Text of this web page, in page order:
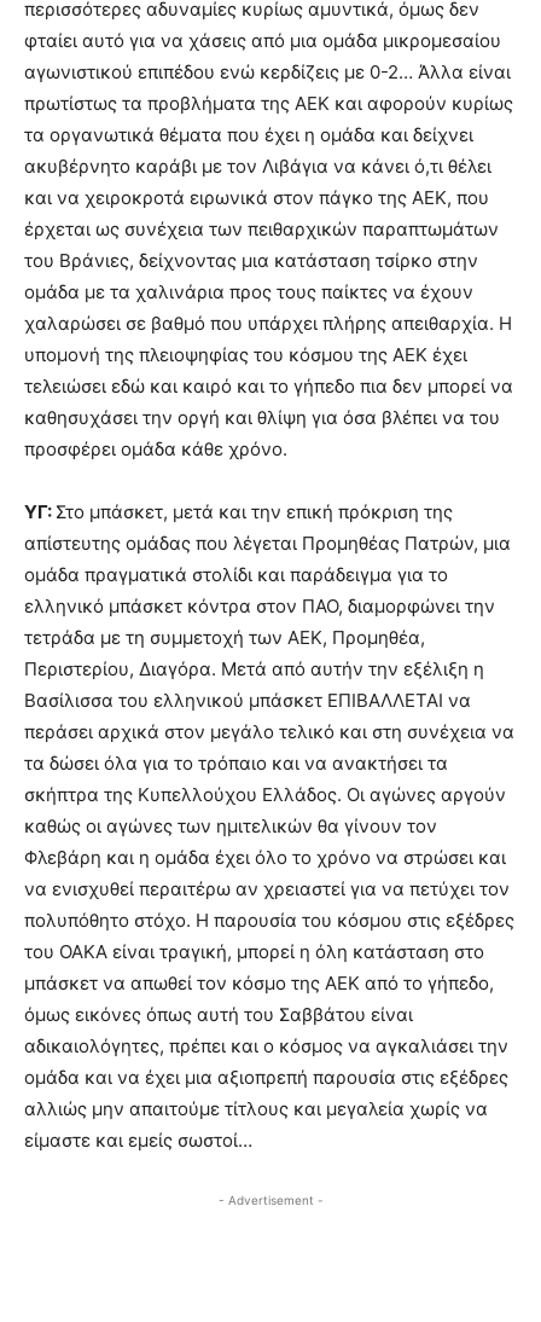
περισσότερες αδυναμίες κυρίως αμυντικά, όμως δεν
φταίει αυτό για να χάσεις από μια ομάδα μικρομεσαίου
αγωνιστικού επιπέδου ενώ κερδίζεις με 0-2… Άλλα είναι
πρωτίστως τα προβλήματα της ΑΕΚ και αφορούν κυρίως
τα οργανωτικά θέματα που έχει η ομάδα και δείχνει
ακυβέρνητο καράβι με τον Λιβάγια να κάνει ό,τι θέλει
και να χειροκροτά ειρωνικά στον πάγκο της ΑΕΚ, που
έρχεται ως συνέχεια των πειθαρχικών παραπτωμάτων
του Βράνιες, δείχνοντας μια κατάσταση τσίρκο στην
ομάδα με τα χαλινάρια προς τους παίκτες να έχουν
χαλαρώσει σε βαθμό που υπάρχει πλήρης απειθαρχία. Η
υπομονή της πλειοψηφίας του κόσμου της ΑΕΚ έχει
τελειώσει εδώ και καιρό και το γήπεδο πια δεν μπορεί να
καθησυχάσει την οργή και θλίψη για όσα βλέπει να του
προσφέρει ομάδα κάθε χρόνο.
ΥΓ: Στο μπάσκετ, μετά και την επική πρόκριση της
απίστευτης ομάδας που λέγεται Προμηθέας Πατρών, μια
ομάδα πραγματικά στολίδι και παράδειγμα για το
ελληνικό μπάσκετ κόντρα στον ΠΑΟ, διαμορφώνει την
τετράδα με τη συμμετοχή των ΑΕΚ, Προμηθέα,
Περιστερίου, Διαγόρα. Μετά από αυτήν την εξέλιξη η
Βασίλισσα του ελληνικού μπάσκετ ΕΠΙΒΑΛΛΕΤΑΙ να
περάσει αρχικά στον μεγάλο τελικό και στη συνέχεια να
τα δώσει όλα για το τρόπαιο και να ανακτήσει τα
σκήπτρα της Κυπελλούχου Ελλάδος. Οι αγώνες αργούν
καθώς οι αγώνες των ημιτελικών θα γίνουν τον
Φλεβάρη και η ομάδα έχει όλο το χρόνο να στρώσει και
να ενισχυθεί περαιτέρω αν χρειαστεί για να πετύχει τον
πολυπόθητο στόχο. Η παρουσία του κόσμου στις εξέδρες
του ΟΑΚΑ είναι τραγική, μπορεί η όλη κατάσταση στο
μπάσκετ να απωθεί τον κόσμο της ΑΕΚ από το γήπεδο,
όμως εικόνες όπως αυτή του Σαββάτου είναι
αδικαιολόγητες, πρέπει και ο κόσμος να αγκαλιάσει την
ομάδα και να έχει μια αξιοπρεπή παρουσία στις εξέδρες
αλλιώς μην απαιτούμε τίτλους και μεγαλεία χωρίς να
είμαστε και εμείς σωστοί…
- Advertisement -